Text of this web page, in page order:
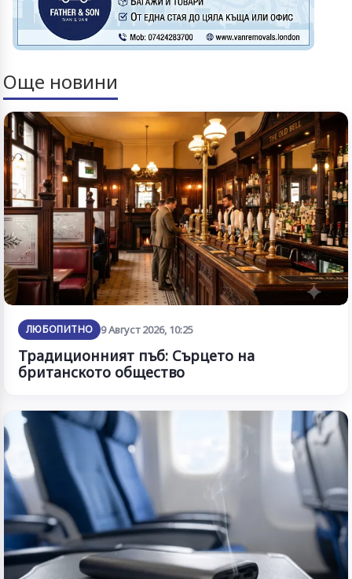
Още новини
ЛЮБОПИТНО 9 Август 2026, 10:25
Традиционният пъб: Сърцето на
британското общество